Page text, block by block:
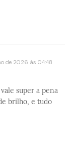
de 2026 às 04:48
super a pena
brilho, e tudo